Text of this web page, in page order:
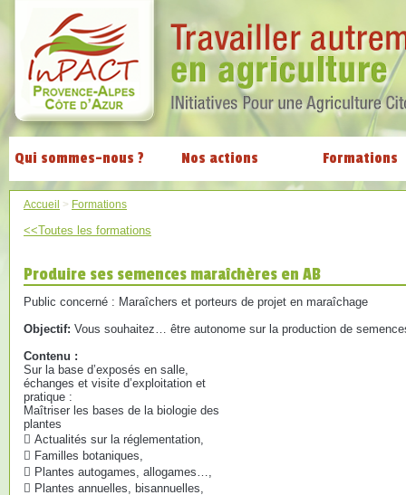
Qui sommes-nous ? Nos actions Formations
Accueil > Formations
<<Toutes les formations
Produire ses semences maraîchères en AB
Public concerné : Maraîchers et porteurs de projet en maraîchage
Objectif: Vous souhaitez… être autonome sur la production de
Contenu :
Sur la base d’exposés en salle,
échanges et visite d’exploitation et
pratique :
Maîtriser les bases de la biologie des
plantes
 Actualités sur la réglementation,
 Familles botaniques,
 Plantes autogames, allogames…,
 Plantes annuelles, bisannuelles,